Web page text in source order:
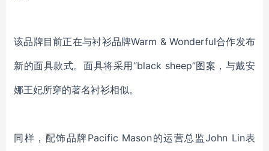
该品牌目前正在与衬衫品牌Warm & Wonderful合作发布
新的面具款式。面具将采用“black sheep”图案，与戴安
娜王妃所穿的著名衬衫相似。
同样，配饰品牌Pacific Mason的运营总监John Lin表